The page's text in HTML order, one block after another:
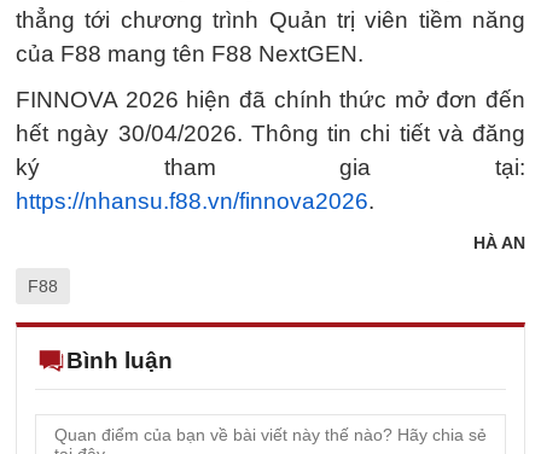
thẳng tới chương trình Quản trị viên tiềm năng
của F88 mang tên F88 NextGEN.
FINNOVA 2026 hiện đã chính thức mở đơn đến
hết ngày 30/04/2026. Thông tin chi tiết và đăng
ký tham gia tại:
https://nhansu.f88.vn/finnova2026.
HÀ AN
F88
Bình luận